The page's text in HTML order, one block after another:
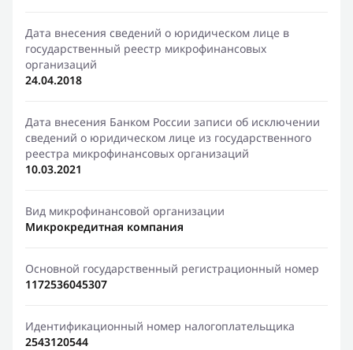
Дата внесения сведений о юридическом лице в
государственный реестр микрофинансовых
организаций
24.04.2018
Дата внесения Банком России записи об исключении
сведений о юридическом лице из государственного
реестра микрофинансовых организаций
10.03.2021
Вид микрофинансовой организации
Микрокредитная компания
Основной государственный регистрационный номер
1172536045307
Идентификационный номер налогоплательщика
2543120544